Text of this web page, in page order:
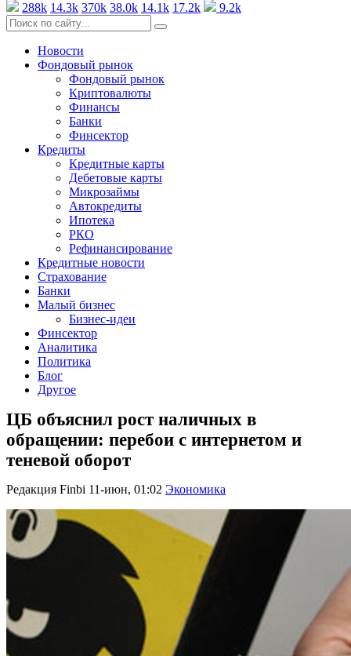
288k 14.3k 370k 38.0k 14.1k 17.2k 9.2k
Новости
Фондовый рынок
Фондовый рынок
Криптовалюты
Финансы
Банки
Финсектор
Кредиты
Кредитные карты
Дебетовые карты
Микрозаймы
Автокредиты
Ипотека
РКО
Рефинансирование
Кредитные новости
Страхование
Банки
Малый бизнес
Бизнес-идеи
Финсектор
Аналитика
Политика
Блог
Другое
ЦБ объяснил рост наличных в
обращении: перебои с интернетом и
теневой оборот
Редакция Finbi 11-июн, 01:02 Экономика